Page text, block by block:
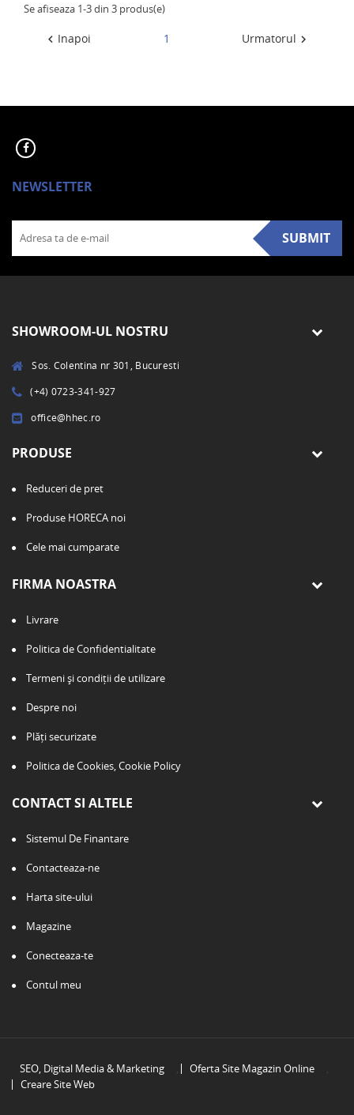
Se afiseaza 1-3 din 3 produs(e)
 Inapoi 1 Urmatorul 
NEWSLETTER
SUBMIT
SHOWROOM-UL NOSTRU
Sos. Colentina nr 301, Bucuresti
(+4) 0723-341-927
office@hhec.ro
PRODUSE
Reduceri de pret
Produse HORECA noi
Cele mai cumparate
FIRMA NOASTRA
Livrare
Politica de Confidentialitate
Termeni și condiții de utilizare
Despre noi
Plăți securizate
Politica de Cookies, Cookie Policy
CONTACT SI ALTELE
Sistemul De Finantare
Contacteaza-ne
Harta site-ului
Magazine
Conecteaza-te
Contul meu
SEO, Digital Media & Marketing , Oferta Site Magazin Online
,
Creare Site Web